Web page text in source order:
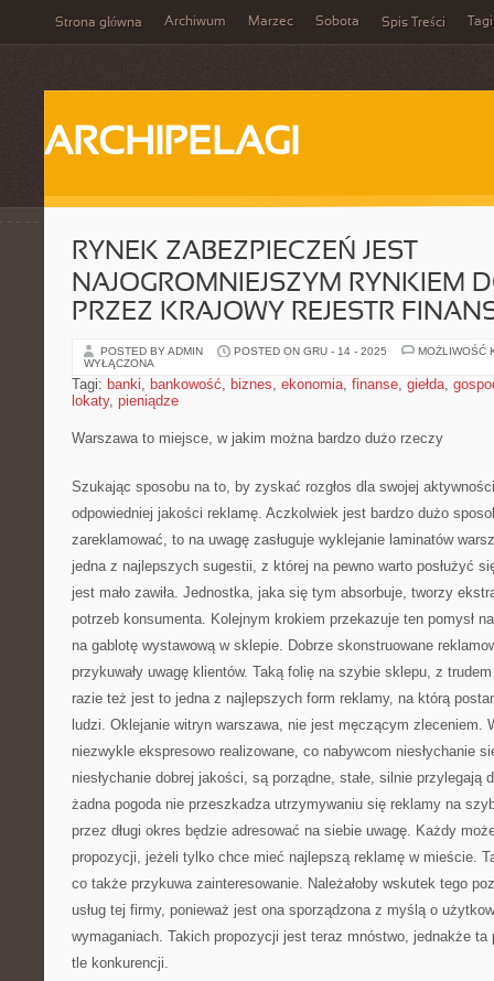
Strona główna Archiwum Marzec Sobota Spis Treści Tagi
ARCHIPELAGI
RYNEK ZABEZPIECZEŃ JEST
NAJOGROMNIEJSZYM RYNKIEM
PRZEZ KRAJOWY REJESTR
POSTED BY ADMIN POSTED ON GRU - 14 - 2025
MOŻLIWOŚĆ
WYŁĄCZONA
Tagi: banki, bankowość, biznes, ekonomia, finanse, giełda,
lokaty, pieniądze
Warszawa to miejsce, w jakim można bardzo dużo rzeczy
Szukając sposobu na to, by zyskać rozgłos dla swojej
odpowiedniej jakości reklamę. Aczkolwiek jest bardzo dużo
zareklamować, to na uwagę zasługuje wyklejanie laminatów
jedna z najlepszych sugestii, z której na pewno warto posłużyć
jest mało zawiła. Jednostka, jaka się tym absorbuje, tworzy
potrzeb konsumenta. Kolejnym krokiem przekazuje ten pomysł
na gablotę wystawową w sklepie. Dobrze skonstruowane
przykuwały uwagę klientów. Taką folię na szybie sklepu, z
razie też jest to jedna z najlepszych form reklamy, na którą
ludzi. Oklejanie witryn warszawa, nie jest męczącym zleceniem.
niezwykle ekspresowo realizowane, co nabywcom niesłychanie
niesłychanie dobrej jakości, są porządne, stałe, silnie przylegają
żadna pogoda nie przeszkadza utrzymywaniu się reklamy na
przez długi okres będzie adresować na siebie uwagę. Każdy
propozycji, jeżeli tylko chce mieć najlepszą reklamę w mieście.
co także przykuwa zainteresowanie. Należałoby wskutek tego
usług tej firmy, ponieważ jest ona sporządzona z myślą o
wymaganiach. Takich propozycji jest teraz mnóstwo, jednakże
tle konkurencji.